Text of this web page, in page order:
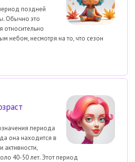
поздней
Обычно это
относительно
небом, несмотря на то, что сезон
периода
она находится в
активности,
40-50 лет. Этот период